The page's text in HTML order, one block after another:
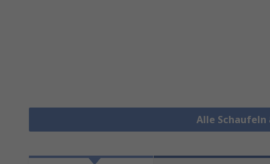
Alle Schaufeln